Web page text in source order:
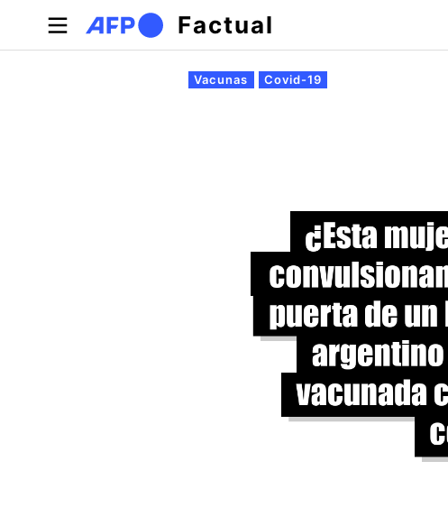
Pasar al contenido principal
Factual
Solapas principales
Vacunas Covid-19